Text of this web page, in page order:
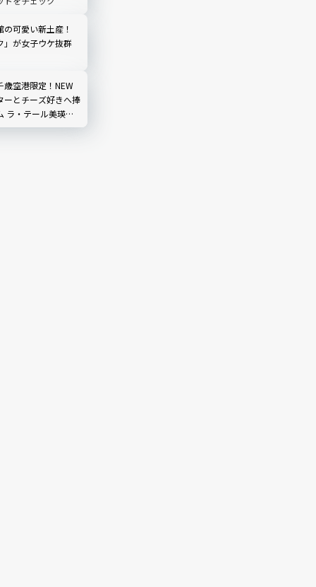
可愛い新土産！
」が女子ウケ抜群
歳空港限定！NEW
ーとチーズ好きへ捧
ラ・テール美瑛」
気TOP3は？